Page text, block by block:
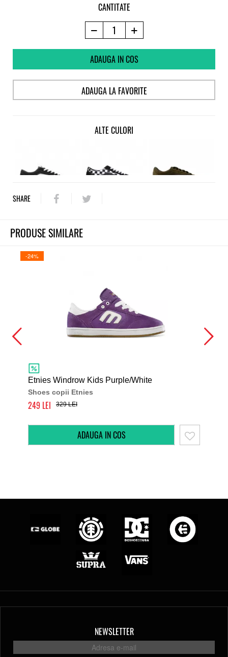
CANTITATE
ADAUGA IN COS
ADAUGA LA FAVORITE
ALTE CULORI
SHARE
PRODUSE SIMILARE
-24%
Etnies Windrow Kids Purple/White
Shoes copii Etnies
249 329
NEWSLETTER